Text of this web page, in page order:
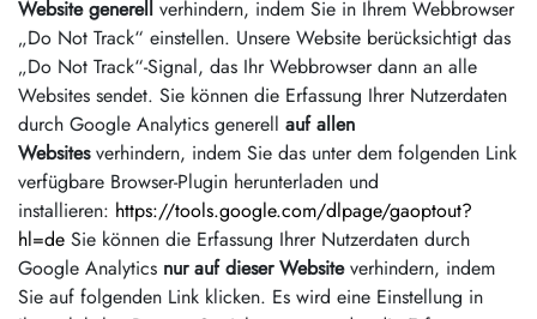
Website generell verhindern, indem Sie in Ihrem Webbrowser
„Do Not Track“ einstellen. Unsere Website berücksichtigt das
„Do Not Track“-Signal, das Ihr Webbrowser dann an alle
Websites sendet. Sie können die Erfassung Ihrer Nutzerdaten
durch Google Analytics generell auf allen
Websitesverhindern, indem Sie das unter dem folgenden Link
verfügbare Browser-Plugin herunterladen und
installieren: https://tools.google.com/dlpage/gaoptout?
hl=de Sie können die Erfassung Ihrer Nutzerdaten durch
Google Analytics nur auf dieser Websiteverhindern, indem
Sie auf folgenden Link klicken. Es wird eine Einstellung in